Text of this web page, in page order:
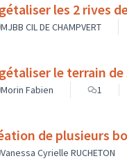
les 2 rives
MJBB CIL DE CHAMPVERT
le terrain
Morin Fabien 1
de plusieurs
Vanessa Cyrielle RUCHETON